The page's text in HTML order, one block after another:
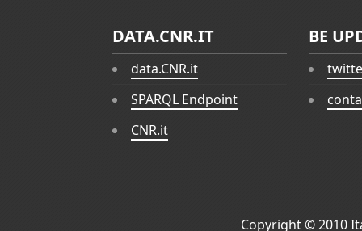
DATA.CNR.IT
data.CNR.it
SPARQL Endpoint
CNR.it
BE
Copyright © 2010